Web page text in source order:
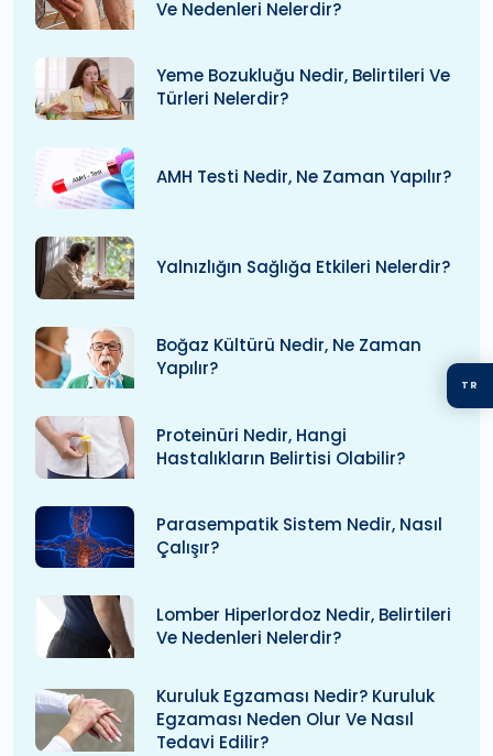
TR
Ve Nedenleri Nelerdir?
Yeme Bozukluğu Nedir, Belirtileri Ve
Türleri Nelerdir?
AMH Testi Nedir, Ne Zaman Yapılır?
Yalnızlığın Sağlığa Etkileri Nelerdir?
Boğaz Kültürü Nedir, Ne Zaman
Yapılır?
Proteinüri Nedir, Hangi
Hastalıkların Belirtisi Olabilir?
Parasempatik Sistem Nedir, Nasıl
Çalışır?
Lomber Hiperlordoz Nedir, Belirtileri
Ve Nedenleri Nelerdir?
Kuruluk Egzaması Nedir? Kuruluk
Egzaması Neden Olur Ve Nasıl
Tedavi Edilir?